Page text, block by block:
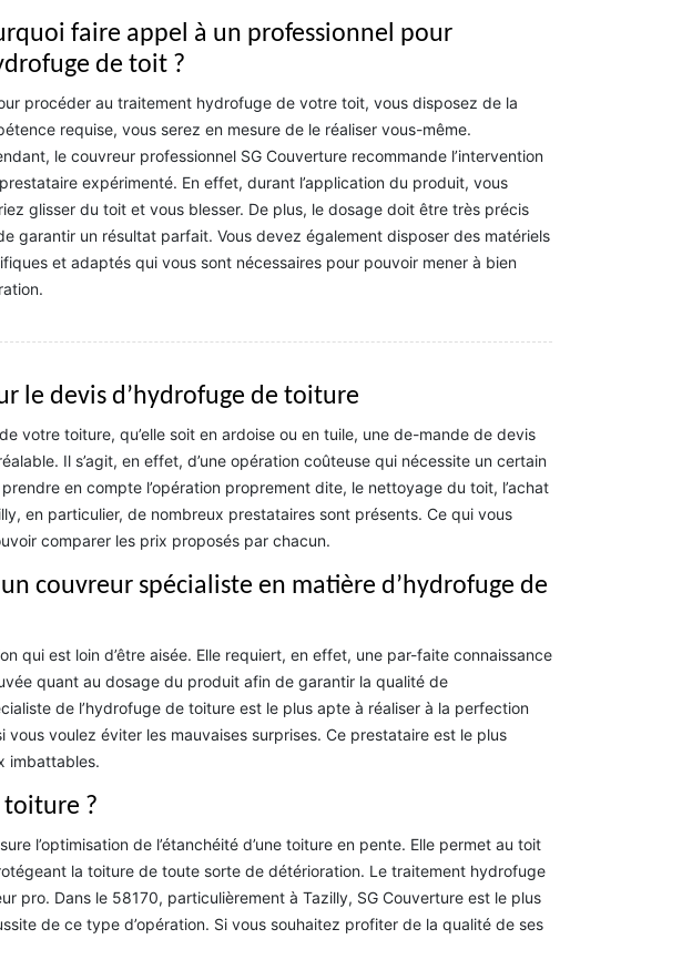
faire appel à un professionnel pour
de toit ?
procéder au traitement hydrofuge de votre toit, vous disposez de la
requise, vous serez en mesure de le réaliser vous-même.
le couvreur professionnel SG Couverture recommande l’intervention
prestataire expérimenté. En effet, durant l’application du produit, vous
glisser du toit et vous blesser. De plus, le dosage doit être très précis
garantir un résultat parfait. Vous devez également disposer des matériels
et adaptés qui vous sont nécessaires pour pouvoir mener à bien
le devis d’hydrofuge de toiture
votre toiture, qu’elle soit en ardoise ou en tuile, une de-mande de devis
Il s’agit, en effet, d’une opération coûteuse qui nécessite un certain
en compte l’opération proprement dite, le nettoyage du toit, l’achat
en particulier, de nombreux prestataires sont présents. Ce qui vous
comparer les prix proposés par chacun.
couvreur spécialiste en matière d’hydrofuge de
qui est loin d’être aisée. Elle requiert, en effet, une par-faite connaissance
quant au dosage du produit afin de garantir la qualité de
de l’hydrofuge de toiture est le plus apte à réaliser à la perfection
voulez éviter les mauvaises surprises. Ce prestataire est le plus
imbattables.
toiture ?
l’optimisation de l’étanchéité d’une toiture en pente. Elle permet au toit
la toiture de toute sorte de détérioration. Le traitement hydrofuge
pro. Dans le 58170, particulièrement à Tazilly, SG Couverture est le plus
de ce type d’opération. Si vous souhaitez profiter de la qualité de ses